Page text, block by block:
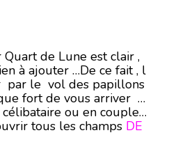
de Lune est clair ,
à ajouter …De ce fait , l
par le vol des papillons
fort de vous arriver …
ou en couple c
tous les champs DE